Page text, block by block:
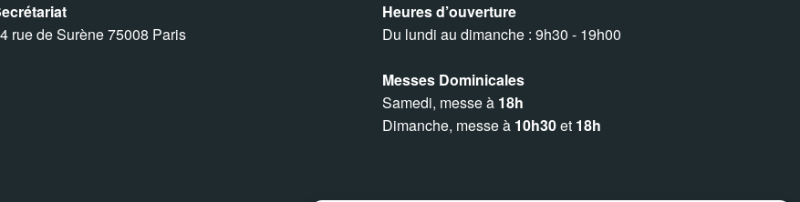
rue de Surène 75008 Paris
Heures d’ouverture
Du lundi au dimanche : 9h30 - 19h00
Messes Dominicales
Samedi, messe à 18h
Dimanche, messe à 10h30et 18h